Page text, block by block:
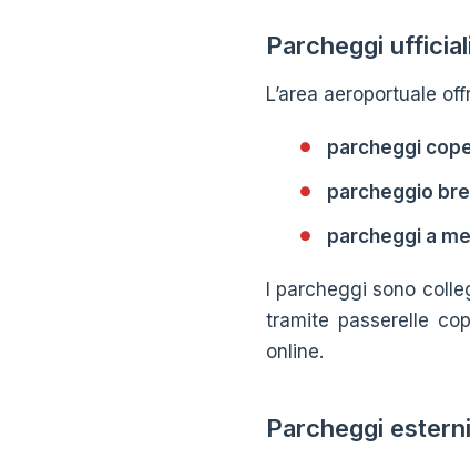
Parcheggi
L’area aeroportuale
parcheggi
parcheggio
parcheggi a
I parcheggi sono
tramite passerelle
online.
Parcheggi